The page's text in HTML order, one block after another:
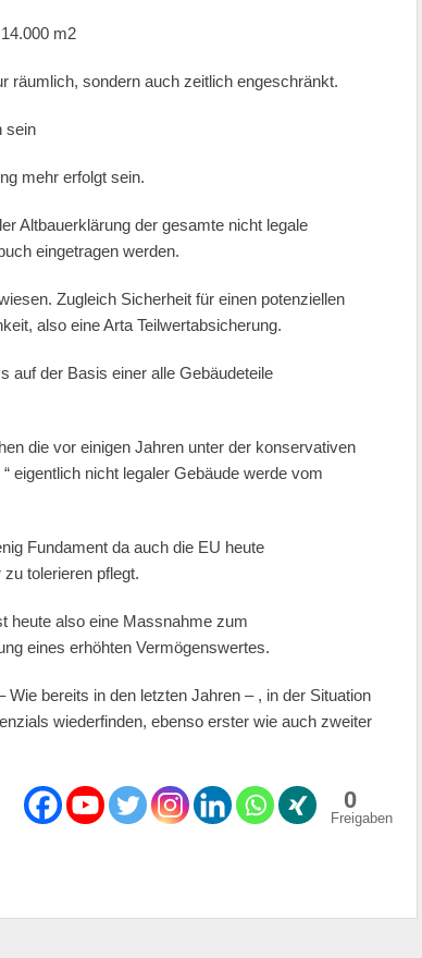
m2
räumlich, sondern auch zeitlich engeschränkt.
sein
mehr erfolgt sein.
Altbauerklärung der gesamte nicht legale
eingetragen werden.
Zugleich Sicherheit für einen potenziellen
also eine Arta Teilwertabsicherung.
auf der Basis einer alle Gebäudeteile
die vor einigen Jahren unter der konservativen
eigentlich nicht legaler Gebäude werde vom
Fundament da auch die EU heute
tolerieren pflegt.
heute also eine Massnahme zum
eines erhöhten Vermögenswertes.
bereits in den letzten Jahren – , in der Situation
wiederfinden, ebenso erster wie auch zweiter
0
Freigaben